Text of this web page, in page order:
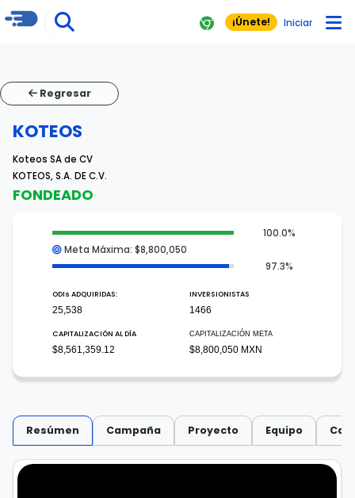
¡Únete! Iniciar
Regresar
KOTEOS
Koteos SA de CV
KOTEOS, S.A. DE C.V.
FONDEADO
100.0%
Meta Máxima: $8,800,050
97.3%
ODIs ADQUIRIDAS:
25,538
INVERSIONISTAS
1466
CAPITALIZACIÓN AL DÍA
$8,561,359.12
CAPITALIZACIÓN META
$8,800,050 MXN
Resúmen Campaña Proyecto Equipo